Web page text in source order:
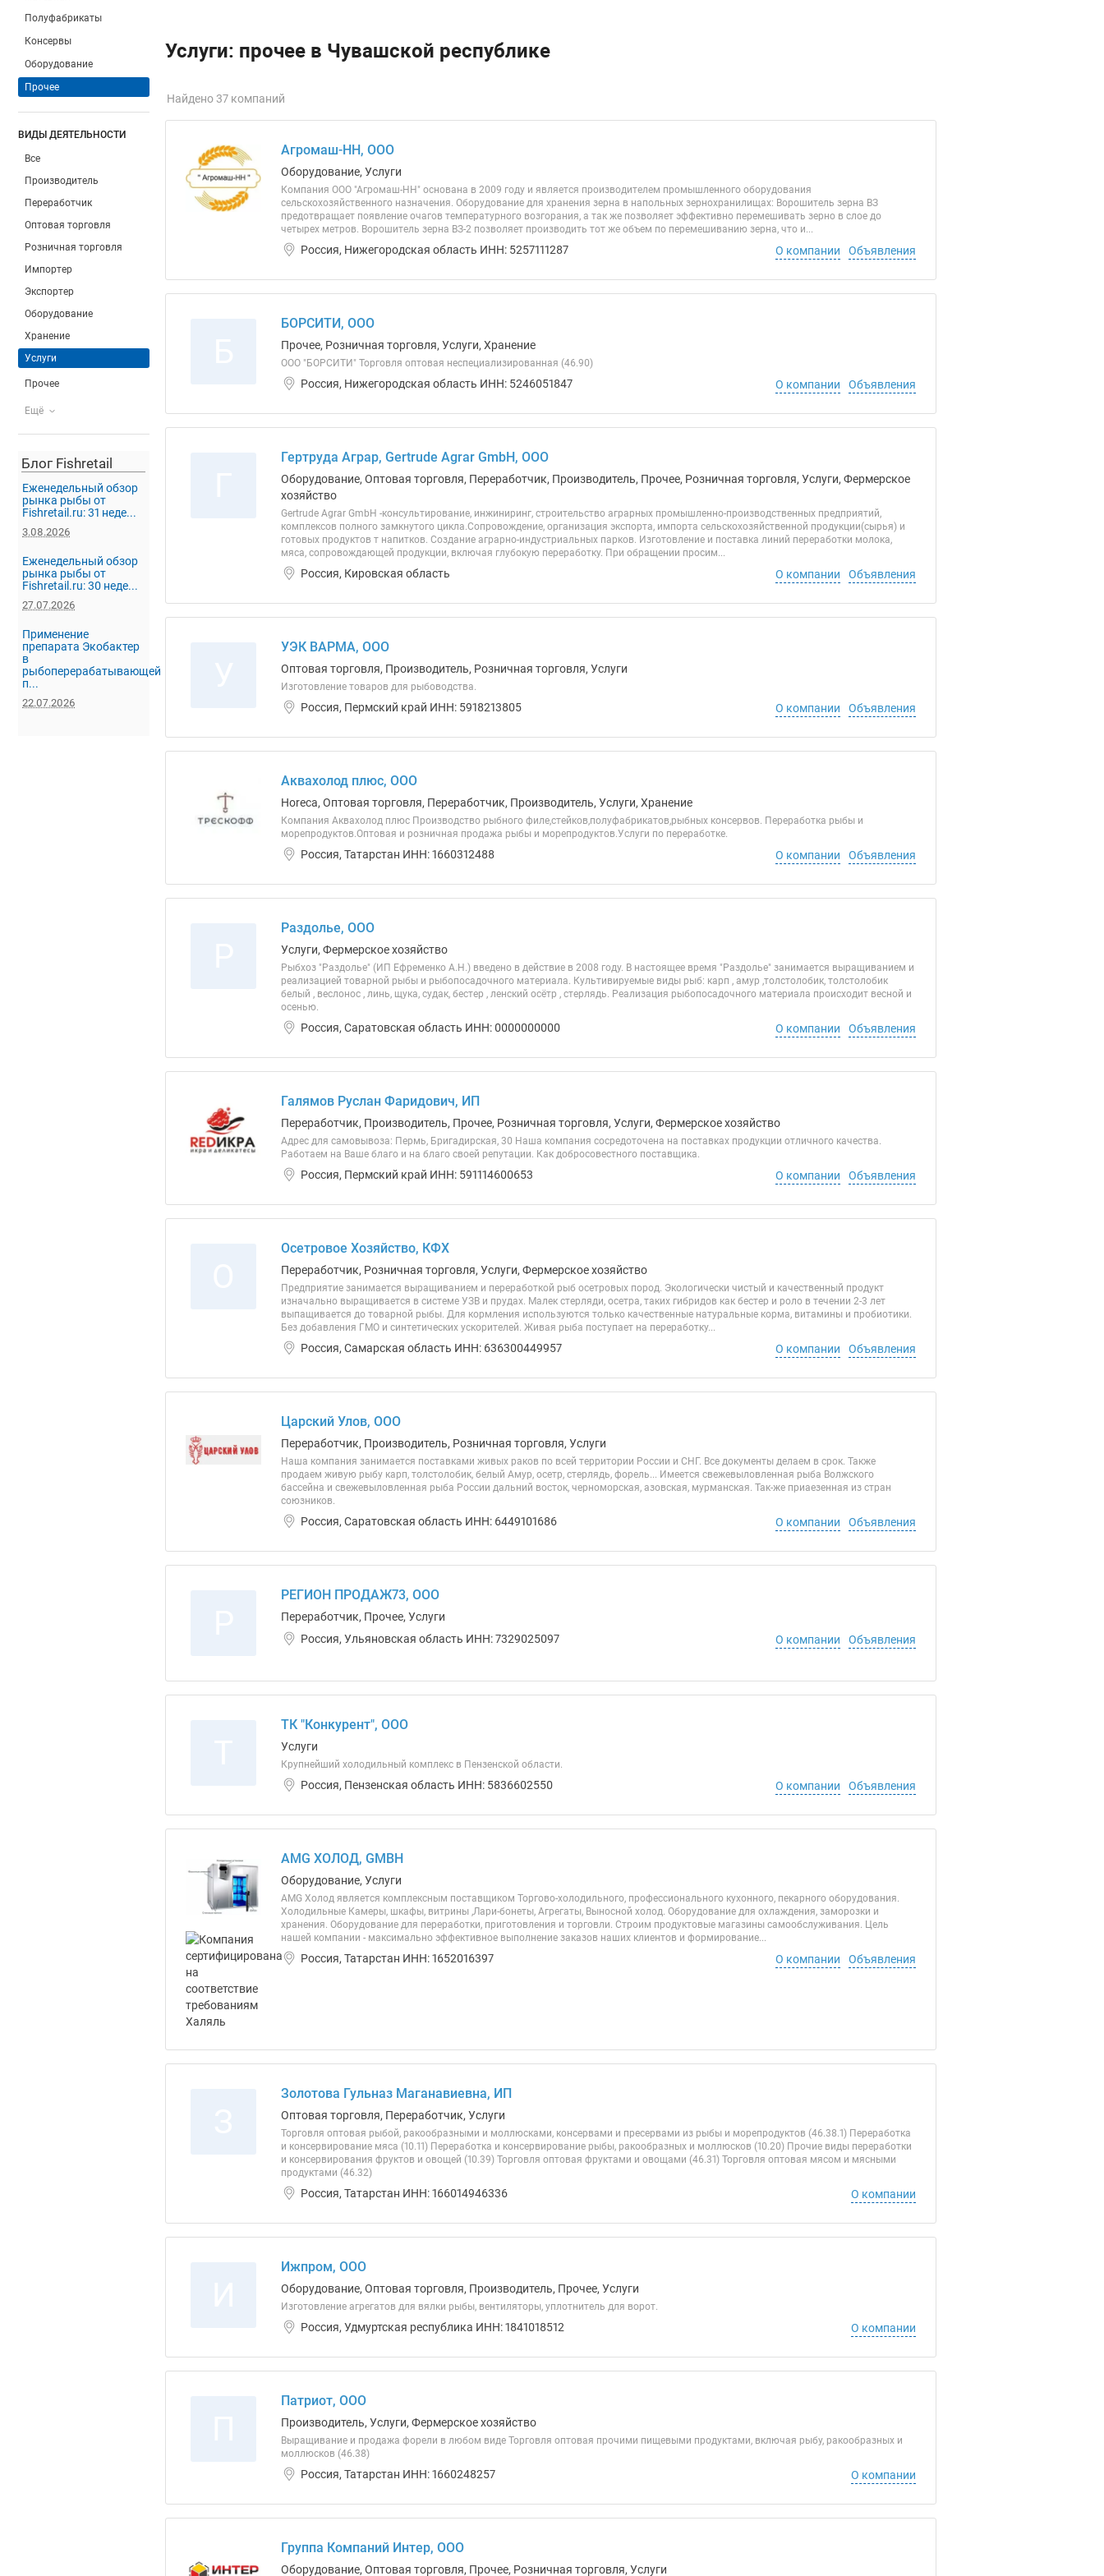
Полуфабрикаты
Консервы
Оборудование
Прочее
ВИДЫ ДЕЯТЕЛЬНОСТИ
Все
Производитель
Переработчик
Оптовая торговля
Розничная торговля
Импортер
Экспортер
Оборудование
Хранение
Услуги
Прочее
Ещё
Блог Fishretail
Еженедельный обзор
рынка рыбы от
Fishretail.ru: 31 неде...
3.08.2026
Еженедельный обзор
рынка рыбы от
Fishretail.ru: 30 неде...
27.07.2026
Применение
препарата Экобактер
в
рыбоперерабатывающей
п...
22.07.2026
Услуги: прочее в Чувашской республике
Найдено 37 компаний
Агромаш-НН, ООО
Оборудование, Услуги
Компания ООО "Агромаш-НН" основана в 2009 году и является производителем промышленного оборудования
сельскохозяйственного назначения. Оборудование для хранения зерна в напольных зернохранилищах: Ворошитель зерна ВЗ
предотвращает появление очагов температурного возгорания, а так же позволяет эффективно перемешивать зерно в слое до
четырех метров. Ворошитель зерна ВЗ-2 позволяет производить тот же объем по перемешиванию зерна, что и...
Россия, Нижегородская область ИНН: 5257111287 О компании Объявления
БОРСИТИ, ООО
Прочее, Розничная торговля, Услуги, Хранение
ООО "БОРСИТИ" Торговля оптовая неспециализированная (46.90)
Россия, Нижегородская область ИНН: 5246051847 О компании Объявления
Гертруда Аграр, Gertrude Agrar GmbH, ООО
Оборудование, Оптовая торговля, Переработчик, Производитель, Прочее, Розничная торговля, Услуги, Фермерское
хозяйство
Gertrude Agrar GmbH -консультирование, инжиниринг, строительство аграрных промышленно-производственных предприятий,
комплексов полного замкнутого цикла.Сопровождение, организация экспорта, импорта сельскохозяйственной продукции(сырья) и
готовых продуктов т напитков. Создание аграрно-индустриальных парков. Изготовление и поставка линий переработки молока,
мяса, сопровождающей продукции, включая глубокую переработку. При обращении просим...
Россия, Кировская область О компании Объявления
УЭК ВАРМА, ООО
Оптовая торговля, Производитель, Розничная торговля, Услуги
Изготовление товаров для рыбоводства.
Россия, Пермский край ИНН: 5918213805 О компании Объявления
Аквахолод плюс, ООО
Horeca, Оптовая торговля, Переработчик, Производитель, Услуги, Хранение
Компания Аквахолод плюс Производство рыбного филе,стейков,полуфабрикатов,рыбных консервов. Переработка рыбы и
морепродуктов.Оптовая и розничная продажа рыбы и морепродуктов.Услуги по переработке.
Россия, Татарстан ИНН: 1660312488 О компании Объявления
Раздолье, ООО
Услуги, Фермерское хозяйство
Рыбхоз "Раздолье" (ИП Ефременко А.Н.) введено в действие в 2008 году. В настоящее время "Раздолье" занимается выращиванием и
реализацией товарной рыбы и рыбопосадочного материала. Культивируемые виды рыб: карп , амур ,толстолобик, толстолобик
белый , веслонос , линь, щука, судак, бестер , ленский осётр , стерлядь. Реализация рыбопосадочного материала происходит весной и
осенью.
Россия, Саратовская область ИНН: 0000000000 О компании Объявления
Галямов Руслан Фаридович, ИП
Переработчик, Производитель, Прочее, Розничная торговля, Услуги, Фермерское хозяйство
Адрес для самовывоза: Пермь, Бригадирская, 30 Наша компания сосредоточена на поставках продукции отличного качества.
Работаем на Ваше благо и на благо своей репутации. Как добросовестного поставщика.
Россия, Пермский край ИНН: 591114600653 О компании Объявления
Осетровое Хозяйство, КФХ
Переработчик, Розничная торговля, Услуги, Фермерское хозяйство
Предприятие занимается выращиванием и переработкой рыб осетровых пород. Экологически чистый и качественный продукт
изначально выращивается в системе УЗВ и прудах. Малек стерляди, осетра, таких гибридов как бестер и роло в течении 2-3 лет
выпащивается до товарной рыбы. Для кормления используются только качественные натуральные корма, витамины и пробиотики.
Без добавления ГМО и синтетических ускорителей. Живая рыба поступает на переработку...
Россия, Самарская область ИНН: 636300449957 О компании Объявления
Царский Улов, ООО
Переработчик, Производитель, Розничная торговля, Услуги
Наша компания занимается поставками живых раков по всей территории России и СНГ. Все документы делаем в срок. Также
продаем живую рыбу карп, толстолобик, белый Амур, осетр, стерлядь, форель... Имеется свежевыловленная рыба Волжского
бассейна и свежевыловленная рыба России дальний восток, черноморская, азовская, мурманская. Так-же приаезенная из стран
союзников.
Россия, Саратовская область ИНН: 6449101686 О компании Объявления
РЕГИОН ПРОДАЖ73, ООО
Переработчик, Прочее, Услуги
Россия, Ульяновская область ИНН: 7329025097
О компании Объявления
ТК "Конкурент", ООО
Услуги
Крупнейший холодильный комплекс в Пензенской области.
Россия, Пензенская область ИНН: 5836602550 О компании Объявления
AMG ХОЛОД, GMBH
Оборудование, Услуги
AMG Холод является комплексным поставщиком Торгово-холодильного, профессионального кухонного, пекарного оборудования.
Холодильные Камеры, шкафы, витрины ,Лари-бонеты, Агрегаты, Выносной холод. Оборудование для охлаждения, заморозки и
хранения. Оборудование для переработки, приготовления и торговли. Строим продуктовые магазины самообслуживания. Цель
нашей компании - максимально эффективное выполнение заказов наших клиентов и формирование...
Россия, Татарстан ИНН: 1652016397 О компании Объявления
Золотова Гульназ Маганавиевна, ИП
Оптовая торговля, Переработчик, Услуги
Торговля оптовая рыбой, ракообразными и моллюсками, консервами и пресервами из рыбы и морепродуктов (46.38.1) Переработка
и консервирование мяса (10.11) Переработка и консервирование рыбы, ракообразных и моллюсков (10.20) Прочие виды переработки
и консервирования фруктов и овощей (10.39) Торговля оптовая фруктами и овощами (46.31) Торговля оптовая мясом и мясными
продуктами (46.32)
Россия, Татарстан ИНН: 166014946336 О компании
Ижпром, ООО
Оборудование, Оптовая торговля, Производитель, Прочее, Услуги
Изготовление агрегатов для вялки рыбы, вентиляторы, уплотнитель для ворот.
Россия, Удмуртская республика ИНН: 1841018512 О компании
Патриот, ООО
Производитель, Услуги, Фермерское хозяйство
Выращивание и продажа форели в любом виде Торговля оптовая прочими пищевыми продуктами, включая рыбу, ракообразных и
моллюсков (46.38)
Россия, Татарстан ИНН: 1660248257 О компании
Группа Компаний Интер, ООО
Оборудование, Оптовая торговля, Прочее, Розничная торговля, Услуги